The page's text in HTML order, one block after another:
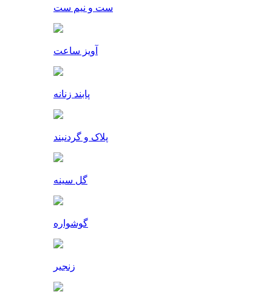
ست و نیم ست
آویز ساعت
پابند زنانه
پلاک و گردنبند
گل سینه
گوشواره
زنجیر